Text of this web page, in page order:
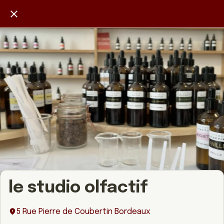
le studio olfactif
5 Rue Pierre de Coubertin Bordeaux